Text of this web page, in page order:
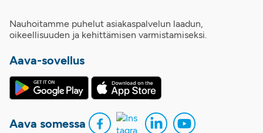
Nauhoitamme puhelut asiakaspalvelun laadun,
oikeellisuuden ja kehittämisen varmistamiseksi.
Aava-sovellus
Aava somessa